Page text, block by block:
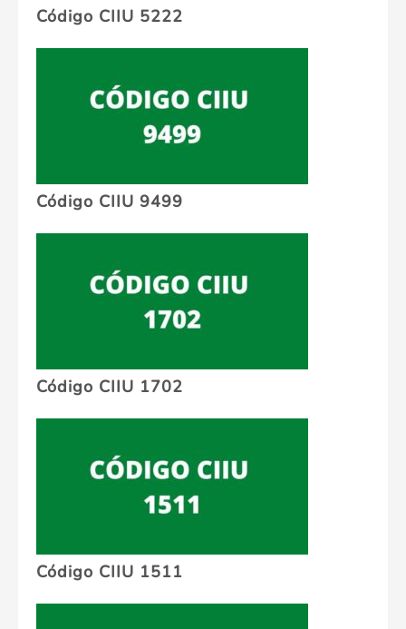
Código CIIU 5222
Código CIIU 9499
Código CIIU 1702
Código CIIU 1511